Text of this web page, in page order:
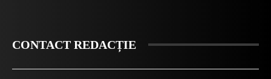
CONTACT REDACȚIE